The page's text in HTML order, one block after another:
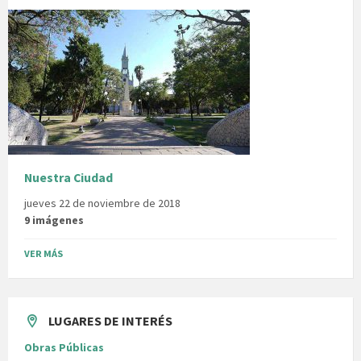
Nuestra Ciudad
jueves 22 de noviembre de 2018
9 imágenes
VER MÁS
LUGARES DE INTERÉS
Obras Públicas